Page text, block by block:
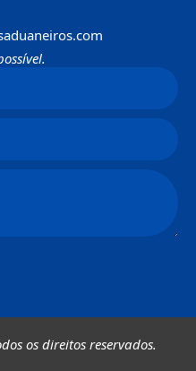
os direitos reservados.